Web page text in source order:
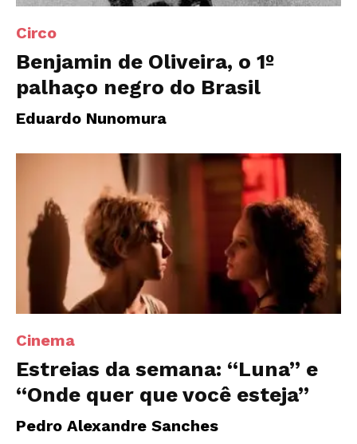
Circo
Benjamin de Oliveira, o 1º
palhaço negro do Brasil
Eduardo Nunomura
Cinema
Estreias da semana: “Luna” e
“Onde quer que você esteja”
Pedro Alexandre Sanches